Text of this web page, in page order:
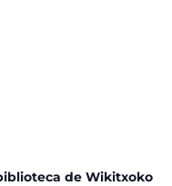
de Wikitxoko